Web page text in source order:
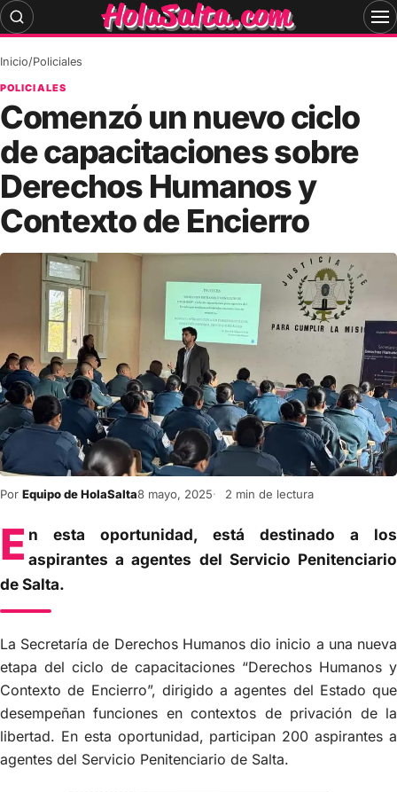
Skip
to
Inicio/Policiales
POLICIALES
Comenzó un nuevo ciclo
de capacitaciones sobre
Derechos Humanos y
Contexto de Encierro
Por Equipo de HolaSalta8 mayo, 2025 2 min de lectura
E n esta oportunidad, está destinado a los
aspirantes a agentes del Servicio Penitenciario
de Salta.
La Secretaría de Derechos Humanos dio inicio a una nueva
etapa del ciclo de capacitaciones “Derechos Humanos y
Contexto de Encierro”, dirigido a agentes del Estado que
desempeñan funciones en contextos de privación de la
libertad. En esta oportunidad, participan 200 aspirantes a
agentes del Servicio Penitenciario de Salta.